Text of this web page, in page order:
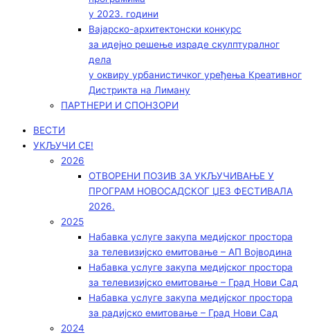
у 2023. години
Вајарско-архитектонски конкурс
за идејно решење израде скулптуралног
дела
у оквиру урбанистичког уређења Креативног
Дистрикта на Лиману
ПАРТНЕРИ И СПОНЗОРИ
ВЕСТИ
УКЉУЧИ СЕ!
2026
ОТВОРЕНИ ПОЗИВ ЗА УКЉУЧИВАЊЕ У
ПРОГРАМ НОВОСАДСКОГ ЏЕЗ ФЕСТИВАЛА
2026.
2025
Набавка услуге закупа медијског простора
за телевизијско емитовање – АП Војводинa
Набавка услуге закупа медијског простора
за телевизијско емитовање – Град Нови Сад
Набавка услуге закупа медијског простора
за радијско емитовање – Град Нови Сад
2024